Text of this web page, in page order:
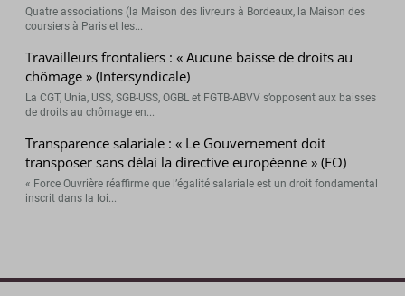
Quatre associations (la Maison des livreurs à Bordeaux, la Maison des
coursiers à Paris et les...
Travailleurs frontaliers : « Aucune baisse de droits au
chômage » (Intersyndicale)
La CGT, Unia, USS, SGB-USS, OGBL et FGTB-ABVV s’opposent aux baisses
de droits au chômage en...
Transparence salariale : « Le Gouvernement doit
transposer sans délai la directive européenne » (FO)
« Force Ouvrière réaffirme que l’égalité salariale est un droit fondamental
inscrit dans la loi...